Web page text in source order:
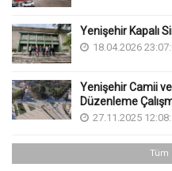
Yenişehir Kapalı
18.04.2026
Yenişehir Camii
Düzenleme
27.11.2025
Tüm